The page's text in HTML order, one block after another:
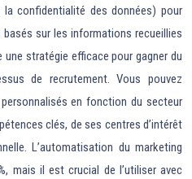
confidentialité des données) pour
basés sur les informations recueillies
stratégie efficace pour gagner du
de recrutement. Vous pouvez
en fonction du secteur
clés, de ses centres d’intérêt
L’automatisation du marketing
mais il est crucial de l’utiliser avec